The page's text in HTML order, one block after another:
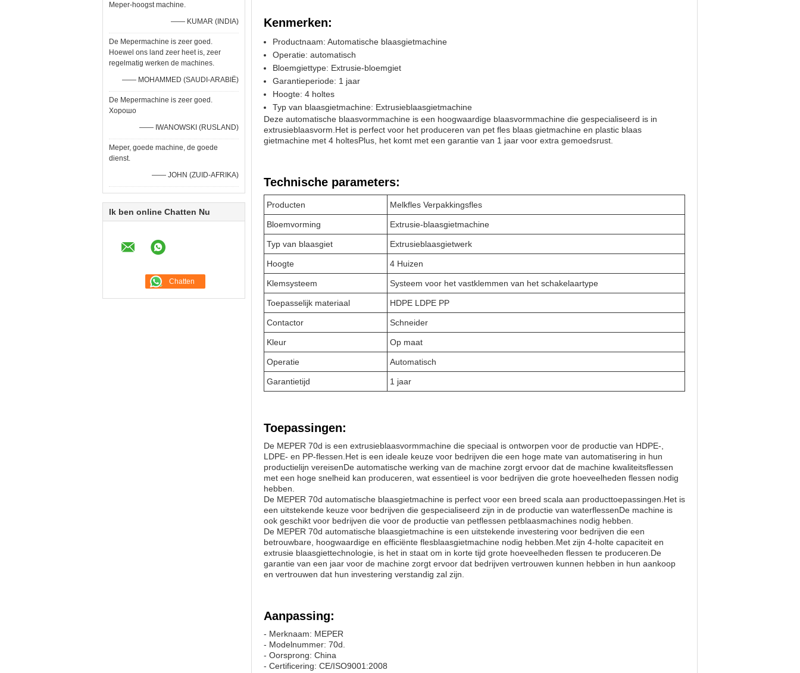
Meper-hoogst machine.
—— KUMAR (INDIA)
De Mepermachine is zeer goed.
Hoewel ons land zeer heet is, zeer
regelmatig werken de machines.
—— MOHAMMED (SAUDI-ARABIË)
De Mepermachine is zeer goed.
Хорошо
—— IWANOWSKI (RUSLAND)
Meper, goede machine, de goede
dienst.
—— JOHN (ZUID-AFRIKA)
Ik ben online Chatten Nu
Kenmerken:
Productnaam: Automatische blaasgietmachine
Operatie: automatisch
Bloemgiettype: Extrusie-bloemgiet
Garantieperiode: 1 jaar
Hoogte: 4 holtes
Typ van blaasgietmachine: Extrusieblaasgietmachine
Deze automatische blaasvormmachine is een hoogwaardige blaasvormmachine die gespecialiseerd is in
extrusieblaasvorm.Het is perfect voor het produceren van pet fles blaas gietmachine en plastic blaas
gietmachine met 4 holtesPlus, het komt met een garantie van 1 jaar voor extra gemoedsrust.
Technische parameters:
Producten Melkfles Verpakkingsfles
Bloemvorming Extrusie-blaasgietmachine
Typ van blaasgiet Extrusieblaasgietwerk
Hoogte 4 Huizen
Klemsysteem Systeem voor het vastklemmen van het schakelaartype
Toepasselijk materiaal HDPE LDPE PP
Contactor Schneider
Kleur Op maat
Operatie Automatisch
Garantietijd 1 jaar
Toepassingen:
De MEPER 70d is een extrusieblaasvormmachine die speciaal is ontworpen voor de productie van HDPE-,
LDPE- en PP-flessen.Het is een ideale keuze voor bedrijven die een hoge mate van automatisering in hun
productielijn vereisenDe automatische werking van de machine zorgt ervoor dat de machine kwaliteitsflessen
met een hoge snelheid kan produceren, wat essentieel is voor bedrijven die grote hoeveelheden flessen nodig
hebben.
De MEPER 70d automatische blaasgietmachine is perfect voor een breed scala aan producttoepassingen.Het is
een uitstekende keuze voor bedrijven die gespecialiseerd zijn in de productie van waterflessenDe machine is
ook geschikt voor bedrijven die voor de productie van petflessen petblaasmachines nodig hebben.
De MEPER 70d automatische blaasgietmachine is een uitstekende investering voor bedrijven die een
betrouwbare, hoogwaardige en efficiënte flesblaasgietmachine nodig hebben.Met zijn 4-holte capaciteit en
extrusie blaasgiettechnologie, is het in staat om in korte tijd grote hoeveelheden flessen te produceren.De
garantie van een jaar voor de machine zorgt ervoor dat bedrijven vertrouwen kunnen hebben in hun aankoop
en vertrouwen dat hun investering verstandig zal zijn.
Aanpassing:
- Merknaam: MEPER
- Modelnummer: 70d.
- Oorsprong: China
- Certificering: CE/ISO9001:2008